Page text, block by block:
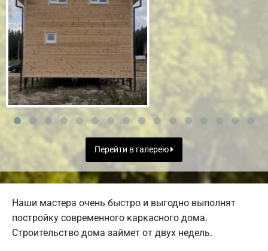
Перейти в галерею
Наши мастера очень быстро и выгодно выполнят
постройку современного каркасного дома.
Строительство дома займет от двух недель.